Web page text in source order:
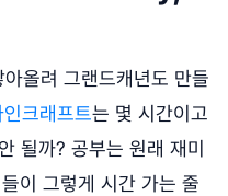
올려 그랜드캐년도 만들
인크래프트는 몇 시간이고
될까? 공부는 원래 재미
이 그렇게 시간 가는 줄